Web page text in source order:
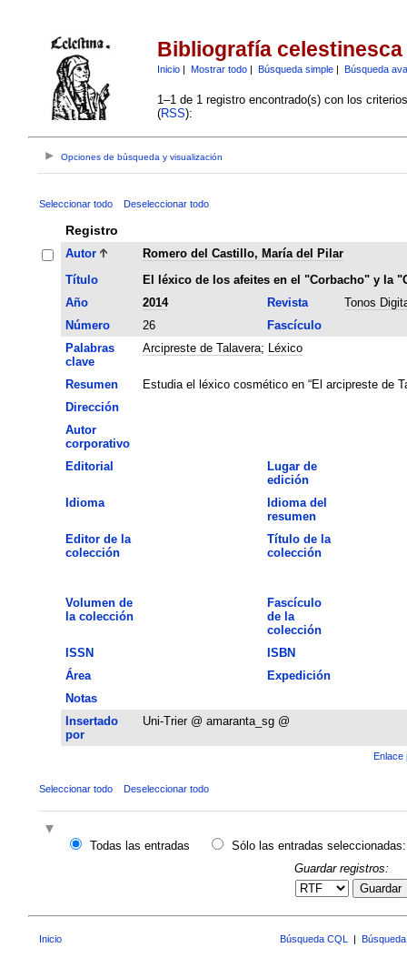
Bibliografía celestinesca
Inicio| Mostrar todo| Búsqueda simple| Búsqueda
1–1 de 1 registro encontrado(s) con los
(RSS):
Opciones de búsqueda y visualización
Seleccionar todo Deseleccionar todo
Registro
Autor
Romero del Castillo, María del Pilar
Título
El léxico de los afeites en el "Corbacho" y la
Año
2014 Revista
Tonos
Número
26
Fascículo
Palabras
clave
Arcipreste de Talavera; Léxico
Resumen
Estudia el léxico cosmético en “El arcipreste de
Dirección
Autor
corporativo
Editorial
Lugar de
edición
Idioma
Idioma del
resumen
Editor de la
colección
Título de la
colección
Volumen de
la colección
Fascículo
de la
colección
ISSN
ISBN
Área
Expedición
Notas
Insertado
por
Uni-Trier @ amaranta_sg @
Enlace
Seleccionar todo Deseleccionar todo
Todas las entradas
Sólo las entradas seleccionadas:
Guardar registros:
Guardar
Inicio Búsqueda CQL